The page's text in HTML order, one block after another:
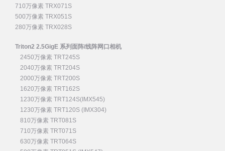
710万像素 TRX071S
500万像素 TRX051S
280万像素 TRX028S
Triton2 2.5GigE 系列面阵/线阵网口相机
2450万像素 TRT245S
2040万像素 TRT204S
2000万像素 TRT200S
1620万像素 TRT162S
1230万像素 TRT124S(IMX545)
1230万像素 TRT120S (IMX304)
810万像素 TRT081S
710万像素 TRT071S
630万像素 TRT064S